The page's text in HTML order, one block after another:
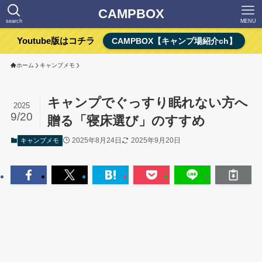
CAMPBOX
search MENU
Youtube版はコチラ CAMPBOX【キャンプ場紹介ch】
ホーム キャンプメモ
キャンプでぐっすり眠れない方へ
贈る「寝床選び」のすすめ
2025
9/20
キャンプメモ 2025年8月24日 2025年9月20日